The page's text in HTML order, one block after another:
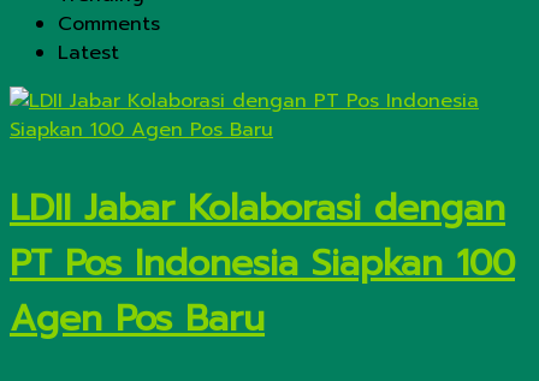
Comments
Latest
LDII Jabar Kolaborasi dengan
PT Pos Indonesia Siapkan 100
Agen Pos Baru